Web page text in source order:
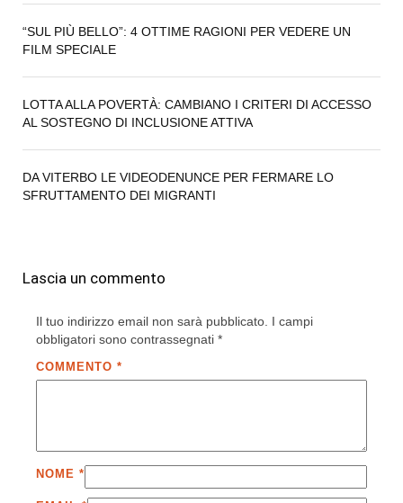
“SUL PIÙ BELLO”: 4 OTTIME RAGIONI PER VEDERE UN
FILM SPECIALE
LOTTA ALLA POVERTÀ: CAMBIANO I CRITERI DI ACCESSO
AL SOSTEGNO DI INCLUSIONE ATTIVA
DA VITERBO LE VIDEODENUNCE PER FERMARE LO
SFRUTTAMENTO DEI MIGRANTI
Lascia un commento
Il tuo indirizzo email non sarà pubblicato. I campi
obbligatori sono contrassegnati *
COMMENTO *
NOME *